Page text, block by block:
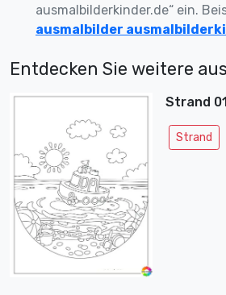
ausmalbilderkinder.de“ ein.
ausmalbilder
Entdecken Sie weitere
Strand
Strand